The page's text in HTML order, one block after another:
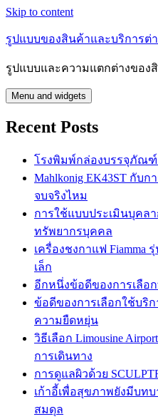
Skip to content
รูปแบบของสินค้าและบริการต่า
รูปแบบและความแตกต่างของ
Menu and widgets
Recent Posts
โรงพิมพ์กล่องบรรจุภัณ
Mahlkonig EK43ST กับ
จบจริงไหม
การใช้แบบประเมินบุคล
ทรัพยากรบุคคล
เครื่องชงกาแฟ
เล็ก
อีกหนึ่งข้อดีของการเลือ
ข้อดีของการเลือกใช้บริ
ความยืดหยุ่น
วิธีเลือก Limousine
การเดินทาง
การดูแลผิวด้วย
เก้าอี้เพื่อสุขภาพยังมีบท
สมดุล